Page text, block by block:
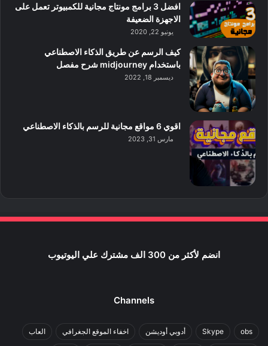
افضل 3 برامج مونتاج مجانية للكمبيوتر تعمل على
الاجهزة الضعيفة
يونيو 22, 2020
كيف الرسم عن طريق الذكاء الاصطناعي
باستخدام midjourney شرح مفصل
ديسمبر 18, 2022
اقوي 6 مواقع مجانية للرسم بالذكاء الاصطناعي
مارس 31, 2023
انضم لأكثر من 300 الف مشترك علي اليوتيوب
Channels
obs
Skype أدوبي أوديشن اخفاء الموقع الجغرافي العاب